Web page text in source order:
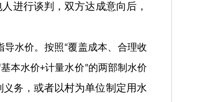
进行谈判，双方达成意向后，
导水价。按照“覆盖成本、合理收
基本水价+计量水价”的两部制水价
务， 或者以村为单位制定用水